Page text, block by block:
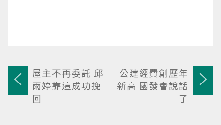
屋主不再委託 邱
雨婷靠這成功挽
回
公建經費創歷年
新高 國發會說話
了